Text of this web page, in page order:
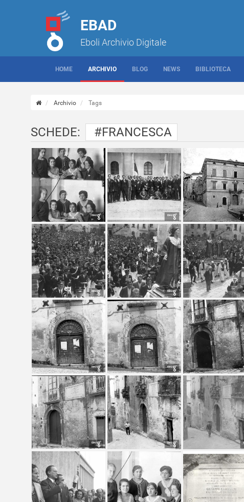
EBAD
Eboli Archivio Digitale
HOME ARCHIVIO BLOG NEWS BIBLIOTECA
Archivio Tags
SCHEDE: #FRANCESCA